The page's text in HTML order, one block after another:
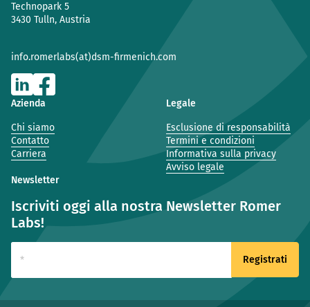
Technopark 5
3430 Tulln, Austria
info.romerlabs(at)dsm-firmenich.com
Azienda
Chi siamo
Contatto
Carriera
Legale
Esclusione di responsabilità
Termini e condizioni
Informativa sulla privacy
Avviso legale
Newsletter
Iscriviti oggi alla nostra Newsletter Romer
Labs!